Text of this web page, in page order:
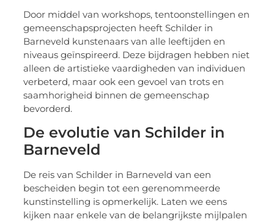
Door middel van workshops, tentoonstellingen en
gemeenschapsprojecten heeft Schilder in
Barneveld kunstenaars van alle leeftijden en
niveaus geïnspireerd. Deze bijdragen hebben niet
alleen de artistieke vaardigheden van individuen
verbeterd, maar ook een gevoel van trots en
saamhorigheid binnen de gemeenschap
bevorderd.
De evolutie van Schilder in
Barneveld
De reis van Schilder in Barneveld van een
bescheiden begin tot een gerenommeerde
kunstinstelling is opmerkelijk. Laten we eens
kijken naar enkele van de belangrijkste mijlpalen